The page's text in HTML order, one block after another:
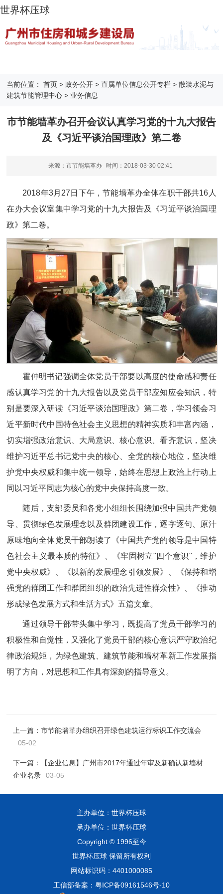
世界杯压球
当前位置： 首页 >政务公开 >直属单位信息公开专栏 >散装水泥与
建筑节能管理中心 > 业务信息
市节能墙革办召开会议认真学习党的十九大报告
及《习近平谈治国理政》第二卷
来源：市节能墙革办 时间： 2018-03-30 02:41
2018年3月27日下午，节能墙革办全体在职干部共16人
在办大会议室集中学习党的十九大报告及《习近平谈治国理
政》第二卷。
霍仲明书记强调全体党员干部要以高度的使命感和责任
感认真学习党的十九大报告以及党员干部应知应会知识，特
别是要深入研读《习近平谈治国理政》第二卷，学习领会习
近平新时代中国特色社会主义思想的精神实质和丰富内涵，
切实增强政治意识、大局意识、核心意识、看齐意识，坚决
维护习近平总书记党中央的核心、全党的核心地位，坚决维
护党中央权威和集中统一领导，始终在思想上政治上行动上
同以习近平同志为核心的党中央保持高度一致。
随后，支部委员和各党小组组长围绕加强中国共产党领
导、贯彻绿色发展理念以及群团建设工作，逐字逐句、原汁
原味地向全体党员干部朗读了《中国共产党的领导是中国特
色社会主义最本质的特征》、《牢固树立"四个意识"，维护
党中央权威》、《以新的发展理念引领发展》、《保持和增
强党的群团工作和群团组织的政治先进性群众性》、《推动
形成绿色发展方式和生活方式》五篇文章。
通过领导干部带头集中学习，既提高了党员干部学习的
积极性和自觉性，又强化了党员干部的核心意识严守政治纪
律政治规矩，为绿色建筑、建筑节能和墙材革新工作发展指
明了方向，对思想和工作具有深刻的指导意义。
上一篇：市节能墙革办组织召开绿色建筑运行标识工作交流会
05-02
下一篇：
【企业信息】广州市2017年通过年审及新确认新墙材
企业名录
03-05
主办单位：世界杯压球
承办单位：世界杯压球
Copyright © 1996至今
世界杯压球 保留所有权利
网站标识码：4401000085
工信部备案：粤ICP备09161546号-10